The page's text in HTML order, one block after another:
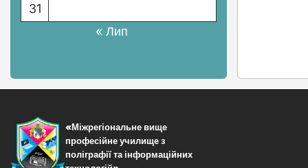
31
« Лип
«Міжрегіональне вище
професійне училище з
поліграфії та інформаційних